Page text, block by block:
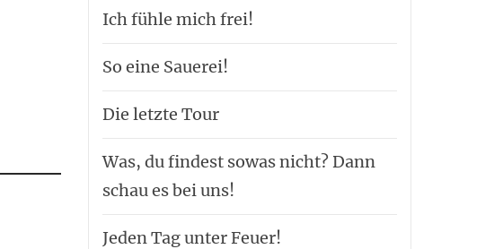
Ich fühle mich frei!
So eine Sauerei!
Die letzte Tour
Was, du findest sowas nicht? Dann
schau es bei uns!
Jeden Tag unter Feuer!